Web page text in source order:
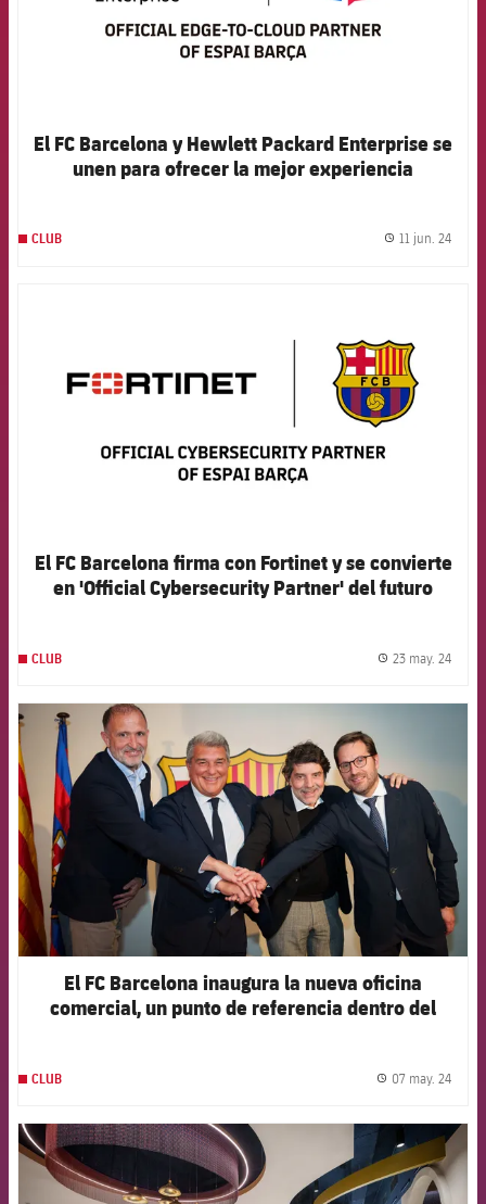
El FC Barcelona y Hewlett Packard Enterprise se
unen para ofrecer la mejor experiencia
CLUB 11 jun. 24
El FC Barcelona firma con Fortinet y se convierte
en 'Official Cybersecurity Partner' del futuro
CLUB 23 may. 24
El FC Barcelona inaugura la nueva oficina
comercial, un punto de referencia dentro del
CLUB 07 may. 24
FCB Barcelona badge